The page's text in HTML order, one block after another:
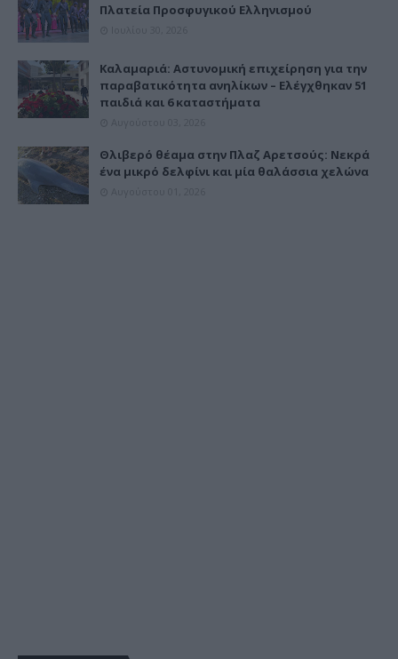
Πλατεία Προσφυγικού Ελληνισμού
Καλαμαριά: Αστυνομική επιχείρηση για την
παραβατικότητα ανηλίκων – Ελέγχθηκαν 51
παιδιά και 6 καταστήματα
Θλιβερό θέαμα στην Πλαζ Αρετσούς: Νεκρά
ένα μικρό δελφίνι και μία θαλάσσια χελώνα